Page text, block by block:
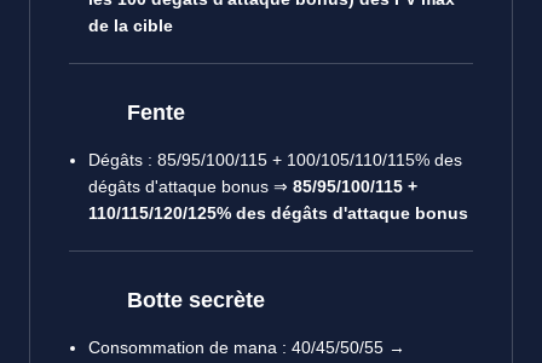
de la cible
Fente
Dégâts : 85/95/100/115 + 100/105/110/115% des
dégâts d'attaque bonus ⇒ 85/95/100/115 +
110/115/120/125% des dégâts d'attaque bonus
Botte secrète
Consommation de mana : 40/45/50/55 →